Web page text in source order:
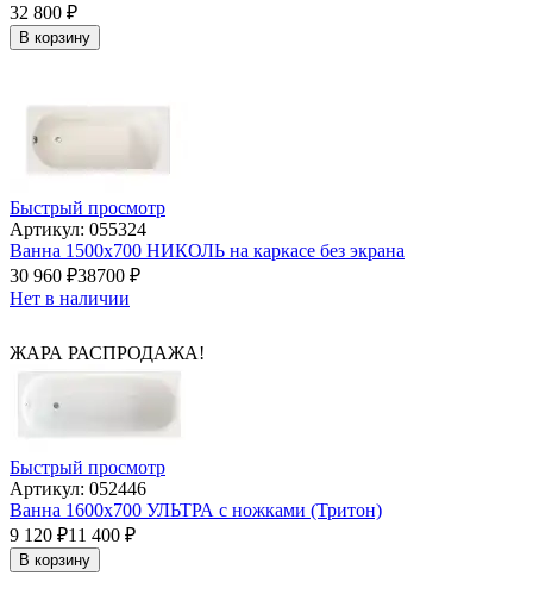
32 800 ₽
В корзину
Быстрый просмотр
Артикул: 055324
Ванна 1500x700 НИКОЛЬ на каркасе без экрана
30 960 ₽38700 ₽
Нет в наличии
ЖАРА РАСПРОДАЖА!
Быстрый просмотр
Артикул: 052446
Ванна 1600х700 УЛЬТРА с ножками (Тритон)
9 120 ₽11 400 ₽
В корзину